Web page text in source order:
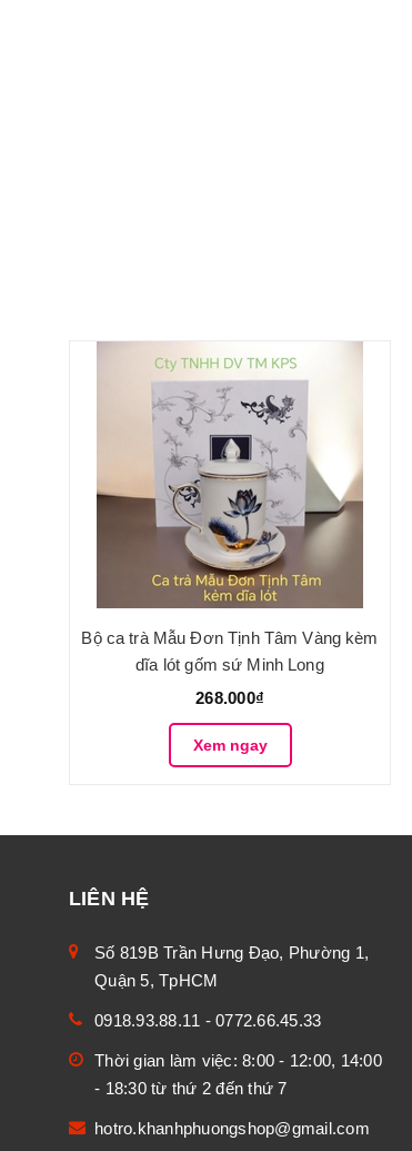
Bộ ca trà Mẫu Đơn Tịnh Tâm Vàng kèm
dĩa lót gốm sứ Minh Long
268.000₫
Xem ngay
LIÊN HỆ
Số 819B Trần Hưng Đạo, Phường 1,
Quận 5, TpHCM
0918.93.88.11 - 0772.66.45.33
Thời gian làm việc: 8:00 - 12:00, 14:00
- 18:30 từ thứ 2 đến thứ 7
hotro.khanhphuongshop@gmail.com